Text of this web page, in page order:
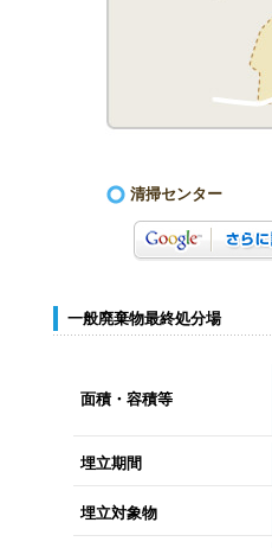
清掃センター
一般廃棄物最終処分場
面積・容積等
埋立期間
埋立対象物